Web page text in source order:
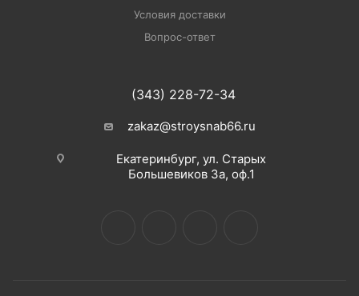
Условия доставки
Вопрос-ответ
(343) 228-72-34
zakaz@stroysnab66.ru
Екатеринбург, ул. Старых
Большевиков 3а, оф.1